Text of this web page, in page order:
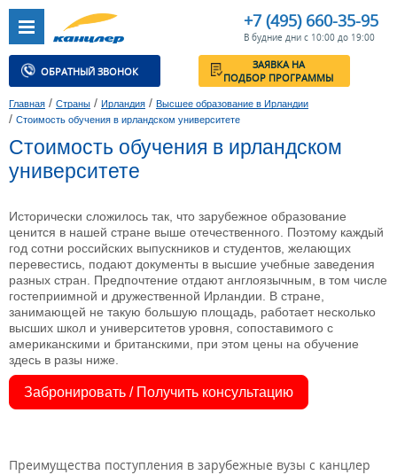
+7 (495) 660-35-95
В будние дни с 10:00 до 19:00
ОБРАТНЫЙ ЗВОНОК
ЗАЯВКА НА
ПОДБОР ПРОГРАММЫ
Главная / Страны / Ирландия / Высшее образование в Ирландии
/ Стоимость обучения в ирландском университете
Стоимость обучения в ирландском
университете
Исторически сложилось так, что зарубежное образование
ценится в нашей стране выше отечественного. Поэтому каждый
год сотни российских выпускников и студентов, желающих
перевестись, подают документы в высшие учебные заведения
разных стран. Предпочтение отдают англоязычным, в том числе
гостеприимной и дружественной Ирландии. В стране,
занимающей не такую большую площадь, работает несколько
высших школ и университетов уровня, сопоставимого с
американскими и британскими, при этом цены на обучение
здесь в разы ниже.
Забронировать / Получить консультацию
Преимущества поступления в зарубежные вузы с канцлер